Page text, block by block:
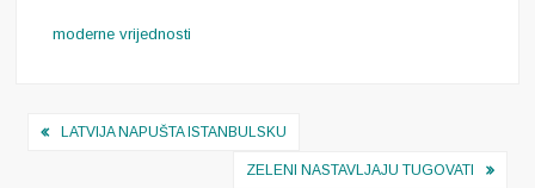
moderne vrijednosti
Navigacija
LATVIJA NAPUŠTA ISTANBULSKU
ZELENI NASTAVLJAJU TUGOVATI